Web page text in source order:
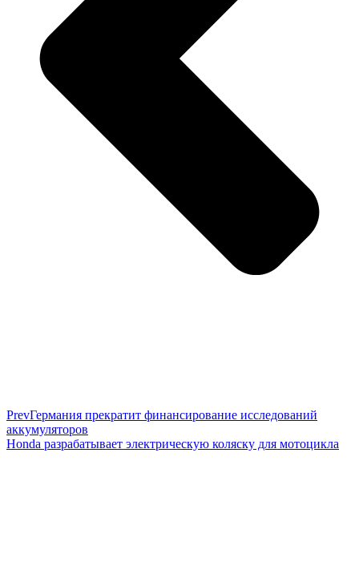
PrevГермания прекратит финансирование исследований
аккумуляторов
Honda разрабатывает электрическую коляску для мотоцикла